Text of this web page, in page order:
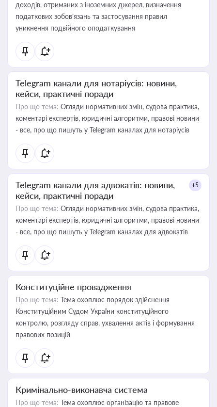
доходів, отриманих з іноземних джерел, визначення
податкових зобов’язань та застосування правил
уникнення подвійного оподаткування
Telegram канали для нотаріусів: новини,
кейси, практичні поради
Про що тема: Огляди нормативних змін, судова практика,
коментарі експертів, юридичні алгоритми, правові новини
- все, про що пишуть у Telegram каналах для нотаріусів
Telegram канали для адвокатів: новини,
кейси, практичні поради
+5
Про що тема: Огляди нормативних змін, судова практика,
коментарі експертів, юридичні алгоритми, правові новини
- все, про що пишуть у Telegram каналах для адвокатів
Конституційне провадження
Про що тема: Тема охоплює порядок здійснення
Конституційним Судом України конституційного
контролю, розгляду справ, ухвалення актів і формування
правових позицій
Кримінально-виконавча система
Про що тема: Тема охоплює організацію та правове